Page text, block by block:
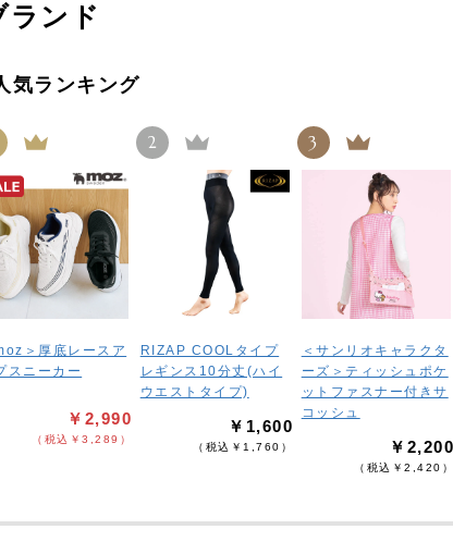
ランド
気ランキング
＞厚底レースア
スニーカー
￥2,990
（税込￥3,289）
2
RIZAP COOLタイプ
レギンス10分丈(ハイ
ウエストタイプ)
￥1,600
（税込￥1,760）
3
＜サンリオキャラクタ
ーズ＞ティッシュポケ
ットファスナー付きサ
コッシュ
￥2,200
（税込￥2,420）